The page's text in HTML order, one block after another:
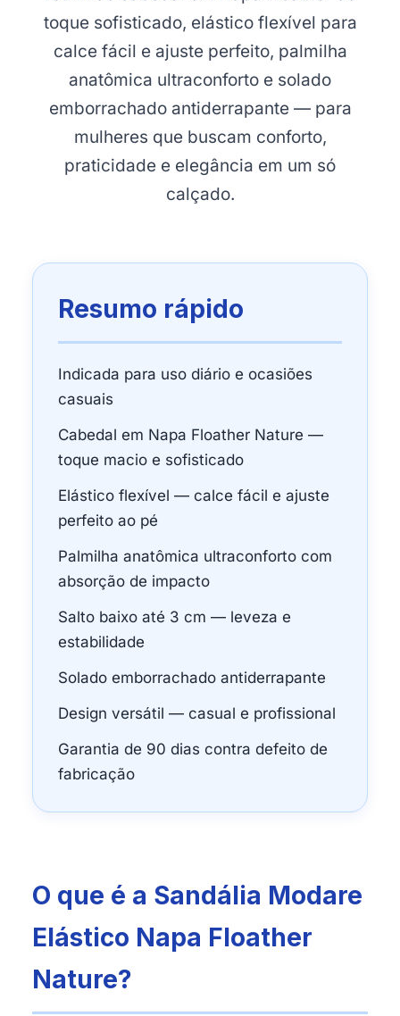
toque sofisticado, elástico flexível para
calce fácil e ajuste perfeito, palmilha
anatômica ultraconforto e solado
emborrachado antiderrapante — para
mulheres que buscam conforto,
praticidade e elegância em um só
calçado.
Resumo rápido
Indicada para uso diário e ocasiões
casuais
Cabedal em Napa Floather Nature —
toque macio e sofisticado
Elástico flexível — calce fácil e ajuste
perfeito ao pé
Palmilha anatômica ultraconforto com
absorção de impacto
Salto baixo até 3 cm — leveza e
estabilidade
Solado emborrachado antiderrapante
Design versátil — casual e profissional
Garantia de 90 dias contra defeito de
fabricação
O que é a Sandália Modare
Elástico Napa Floather
Nature?